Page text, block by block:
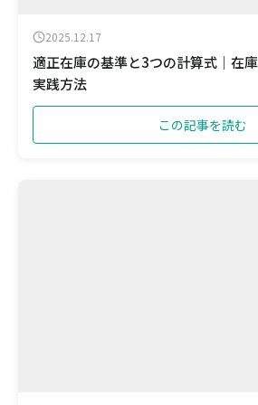
2025.12.17
適正在庫の基準と3つの計算式｜在
実践方法
この記事を読む